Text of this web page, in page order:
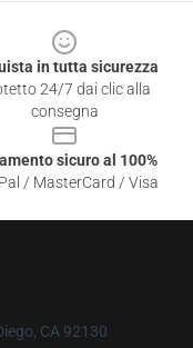
in tutta sicurezza
24/7 dai clic alla
consegna
sicuro al 100%
/ MasterCard / Visa
CA 92130